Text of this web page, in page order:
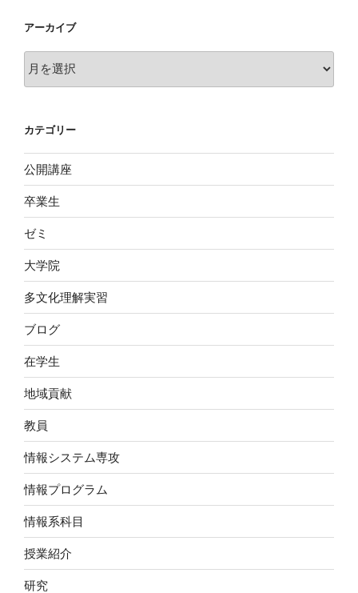
アーカイブ
ー
ブ
カテゴリー
公開講座
卒業生
ゼミ
大学院
多文化理解実習
ブログ
在学生
地域貢献
教員
情報システム専攻
情報プログラム
情報系科目
授業紹介
研究